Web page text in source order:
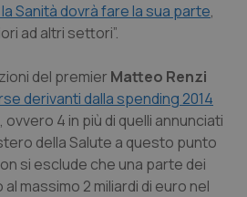
Sanità dovrà fare la sua parte,
ad altri settori”.
del premier Matteo Renzi
derivanti dalla spending 2014
, ovvero 4 in più di quelli annunciati
della Salute a questo punto
si esclude che una parte dei
al massimo 2 miliardi di euro nel